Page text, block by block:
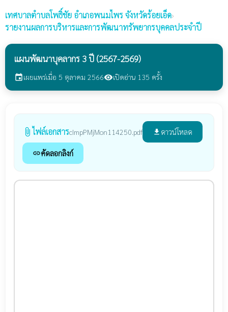
เทศบาลตำบลโพธิ์ชัย อำเภอพนมไพร จังหวัดร้อยเอ็ด›
รายงานผลการบริหารและการพัฒนาทรัพยากรบุคคลประจำปี
แผนพัฒนาบุคลากร 3 ปี (2567-2569)
eventเผยแพร่เมื่อ 5 ตุลาคม 2566visibilityเปิดอ่าน 135 ครั้ง
attach_file ไฟล์เอกสารcImpPMjMon114250.pdf file_download ดาวน์โหลด
linkคัดลอกลิงก์